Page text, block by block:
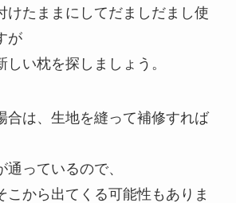
けたままにしてだましだまし使
が
しい枕を探しましょう。
合は、生地を縫って補修すれば
っているので、
こから出てくる可能性もありま